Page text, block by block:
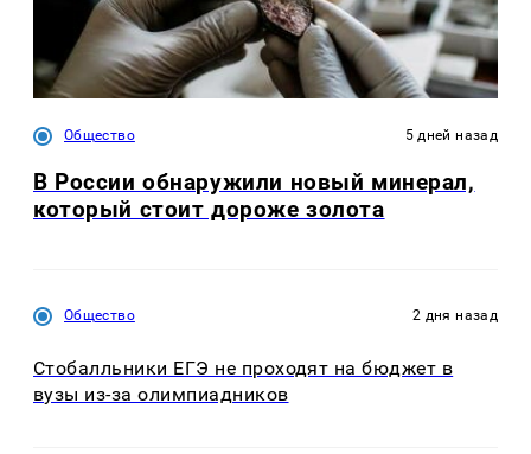
Общество 5 дней назад
В России обнаружили новый минерал,
который стоит дороже золота
Общество 2 дня назад
Стобалльники ЕГЭ не проходят на бюджет в
вузы из-за олимпиадников